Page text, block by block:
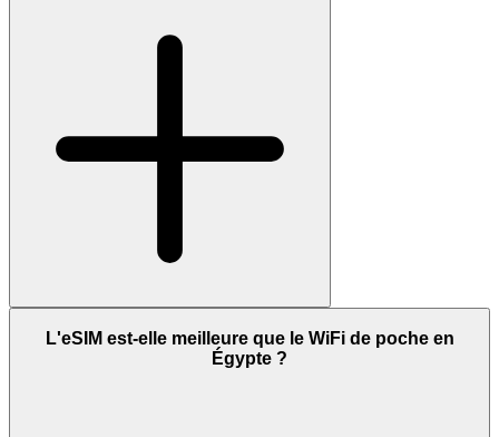
L'eSIM est-elle meilleure que le WiFi de poche en
Égypte ?